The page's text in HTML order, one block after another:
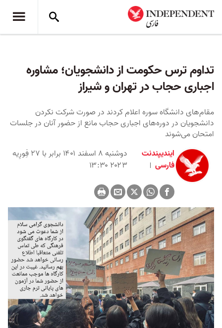
تداوم ترس حکومت از دانشجویان؛ مشاوره
اجباری حجاب در تهران و شیراز
مقام‌های دانشگاه سوره اعلام کردند در صورت شرکت نکردن
دانشجویان در دوره‌های اجباری حجاب مانع از حضور آنان در جلسات
امتحان می‌شوند
ایندیپندنت
فارسی
دوشنبه ۸ اسفند ۱۴۰۱ برابر با ۲۷ فِورِیه
۲۰۲۳ ۱۳:۳۰